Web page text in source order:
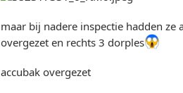
maar bij nadere inspectie hadden
overgezet en rechts 3 dorples
accubak overgezet